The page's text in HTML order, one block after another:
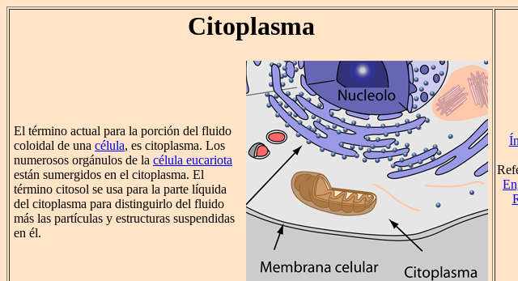
Citoplasma
El término actual para la porción del fluido
coloidal de una célula, es citoplasma. Los
numerosos orgánulos de la célula eucariota
están sumergidos en el citoplasma. El
término citosol se usa para la parte líquida
del citoplasma para distinguirlo del fluido
más las partículas y estructuras suspendidas
en él.